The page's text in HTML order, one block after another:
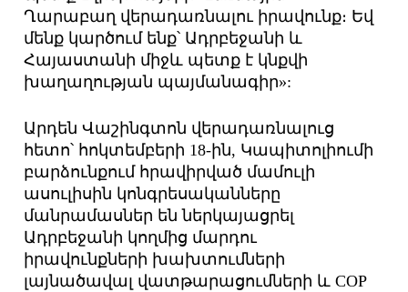
Ղարաբաղ վերադառնալու իրավունք։ Եվ
մենք կարծում ենք՝ Ադրբեջանի և
Հայաստանի միջև պետք է կնքվի
խաղաղության պայմանագիր»:
Արդեն Վաշինգտոն վերադառնալուց
հետո՝ հոկտեմբերի 18-ին, Կապիտոլիումի
բարձունքում հրավիրված մամուլի
ասուլիսին կոնգրեսականները
մանրամասներ են ներկայացրել
Ադրբեջանի կողմից մարդու
իրավունքների խախտումների
լայնածավալ վատթարացումների և COP